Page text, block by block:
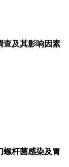
查及其影响因素
螺杆菌感染及胃